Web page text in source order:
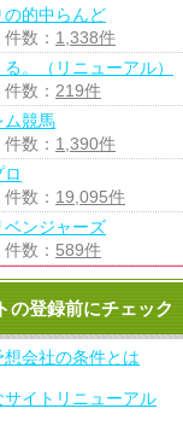
の的中らんど
数： 1,338件
。（リニューアル）
数： 219件
ム競馬
数： 1,390件
ロ
数： 19,095件
ベンジャーズ
数： 589件
の登録前にチェック
想会社の条件とは
サイトリニューアル